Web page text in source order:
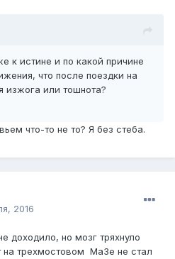
к истине и по какой причине
что после поездки на
изжога или тошнота?
что-то не то? Я без стеба.
2016
доходило, но мозг тряхнуло
на трехмостовом МаЗе не стал